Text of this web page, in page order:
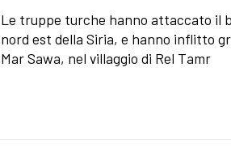
Le truppe turche hanno attaccato il
nord est della Siria, e hanno inflitto
Mar Sawa, nel villaggio di Rel Tamr